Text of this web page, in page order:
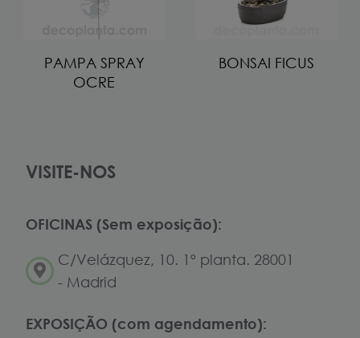
PAMPA SPRAY
OCRE
BONSAI FICUS
VISITE-NOS
OFICINAS (Sem exposição):
C/Velázquez, 10. 1º planta. 28001
- Madrid
EXPOSIÇÃO (com agendamento):